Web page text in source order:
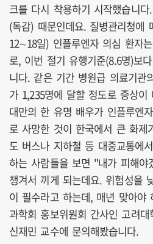
크를 다시 착용하기 시작했습니
(독감) 때문인데요. 질병관리청에
12∼18일) 인플루엔자 의심 환자
로, 이번 절기 유행기준(8.6명)보
니다. 같은 기간 병원급 의료기관
가 1,235명에 달할 정도로 증상
대만의 한 유명 배우가 인플루엔
로 사망한 것이 한국에서 큰 화제
도 버스나 지하철 등 대중교통에
하는 사람들을 보면 "내가 피해야
챙겨서 끼게 되는데요. 위험성을
이 필수라고 하는데, 매년 맞아야
과학회 홍보위원회 간사인 고려
신재민 교수에 문의해봤습니다.